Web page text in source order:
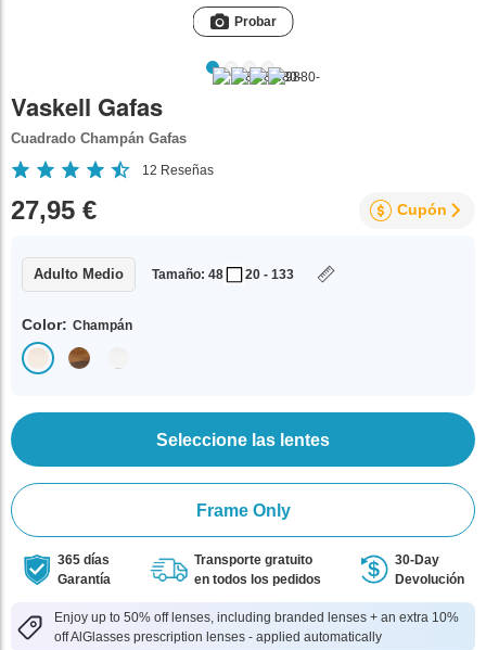
Probar
Vaskell Gafas
Cuadrado Champán Gafas
12 Reseñas
27,95 € Cupón
Adulto Medio Tamaño: 48 20 - 133
Color: Champán
Seleccione las lentes
Frame Only
365 días
Garantía
Transporte gratuito
en todos los pedidos
30-Day
Devolución
Enjoy up to 50% off lenses, including branded lenses + an extra 10%
off AlGlasses prescription lenses - applied automatically